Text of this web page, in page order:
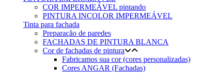
COR IMPERMEÁVEL pintando
PINTURA INCOLOR IMPERMEÁVEL
Tinta para fachada
Preparação de paredes
FACHADAS DE PINTURA BLANCA
Cor de fachadas de pintura
Fabricamos sua cor (cores personalizadas)
Cores ANGAR (Fachadas)